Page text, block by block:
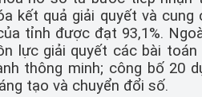
kết quả giải quyết và
tỉnh được đạt 93,1%.
lực giải quyết các bài
thông minh; công bố 20
tạo và chuyển đổi số.